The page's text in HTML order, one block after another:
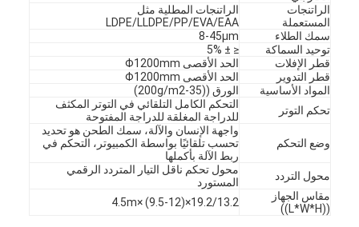
الراتنجات
المستعملة
الراتنجات المطلية مثل
LDPE/LLDPE/PP/EVA/EAA
سمك الطلاء
8-45μm
توحيد السماكة
≤ ± 5%
قطر الإفلات
الحد الأقصى Φ1200mm
قطر التدوير
الحد الأقصى Φ1200mm
المواد الأساسية
الورق ((35-200g/m2)
تحكم التوتر
التحكم الكامل التلقائي في التوتر المكثف
للدراجة المغلقة للدراجة المفتوحة
وضع التحكم
واجهة الإنسان والآلة، سمك الطحن هو تحديد
تحسب تلقائيًا بواسطة الكمبيوتر، التحكم في
ربط الآلة بأكملها
محول التردد
محول تحكم ناقل التيار المتردد الرقمي
المستورد
مقاس الجهاز
((L*W*H))
19.2/13.2×(9.5-12) ×4.5m